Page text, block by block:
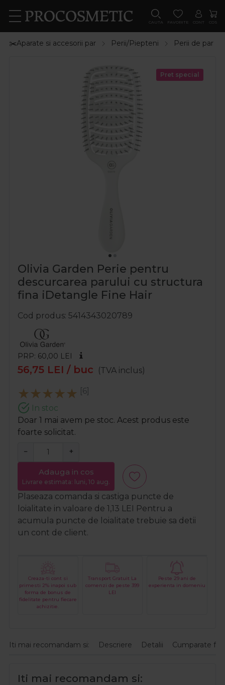
CAUTA FAVORITE CONT COS
✂️Aparate si accesorii par Perii/Piepteni Perii de par
Pret special
Olivia Garden Perie pentru
descurcarea parului cu structura
fina iDetangle Fine Hair
Cod produs 5414343020789
PRP: 60,00 LEI
56,75 LEI / buc (TVA inclus)
[6]
In stoc
Doar 1 mai avem pe stoc. Acest produs este
foarte solicitat.
− +
Adauga in cos
Livrare estimata: luni, 10 aug.
Plaseaza comanda si castiga puncte de
loialitate in valoare de 1,13 LEI Pentru a
acumula puncte de loialitate trebuie sa detii
un cont de client.
Creaza-ti cont si
primesti 2% inapoi sub
forma de bonus de
fidelitate pentru fiecare
achizitie.
Transport Gratuit La
comenzi de peste 399
LEI
Peste 29 ani de
experienta in domeniu
Iti mai recomandam si: Descriere Detalii Cumparate
Iti mai recomandam si: